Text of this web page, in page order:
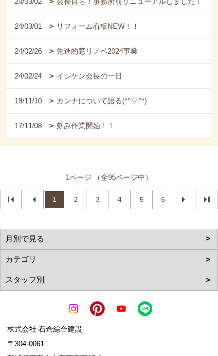
24/03/01 リフォーム看板NEW！！
24/02/26 先進的窓リノベ2024事業
24/02/24 イシケン会長の一日
19/11/10 カンナについて語る(*^▽^*)
17/11/08 刻み作業開始！！
1ページ （全95ページ中）
1 2 3 4 5 6
株式会社 石倉綜合建設
〒304-0061